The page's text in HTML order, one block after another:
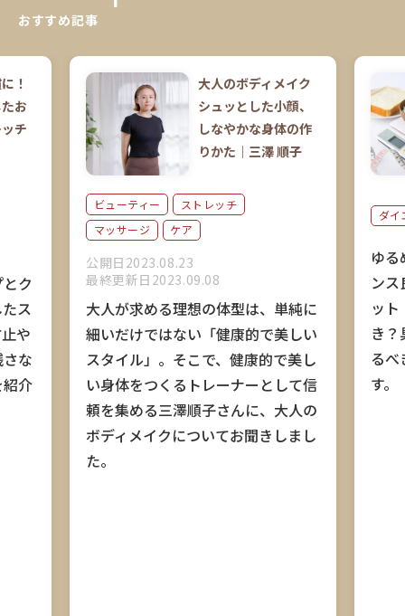
おすすめ記事
！
お
チ
ク
ス
や
な
介
大人のボディメイク
シュッとした小顔、
しなやかな身体の作
りかた｜三澤 順子
ビューティー
ストレッチ
マッサージ
ケア
公開日2023.08.23
最終更新日2023.09.08
大人が求める理想の体型は、単純に
細いだけではない「健康的で美しい
スタイル」。そこで、健康的で美し
い身体をつくるトレーナーとして信
頼を集める三澤順子さんに、大人の
ボディメイクについてお聞きしまし
た。
ダイ
ゆ
ン
ッ
き
るべ
す。